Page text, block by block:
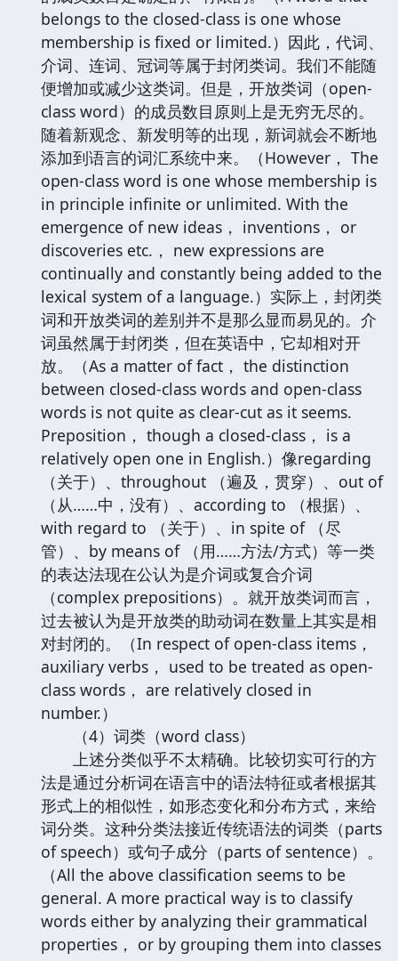
belongs to the closed-class is one whose
membership is fixed or limited.）因此，代词、
介词、连词、冠词等属于封闭类词。我们不能随
便增加或减少这类词。但是，开放类词（open-
class word）的成员数目原则上是无穷无尽的。
随着新观念、新发明等的出现，新词就会不断地
添加到语言的词汇系统中来。（However， The
open-class word is one whose membership is
in principle infinite or unlimited. With the
emergence of new ideas， inventions， or
discoveries etc.， new expressions are
continually and constantly being added to the
lexical system of a language.）实际上，封闭类
词和开放类词的差别并不是那么显而易见的。介
词虽然属于封闭类，但在英语中，它却相对开
放。（As a matter of fact， the distinction
between closed-class words and open-class
words is not quite as clear-cut as it seems.
Preposition， though a closed-class， is a
relatively open one in English.）像regarding
（关于）、throughout （遍及，贯穿）、out of
（从……中，没有）、according to （根据）、
with regard to （关于）、in spite of （尽
管）、by means of （用……方法/方式）等一类
的表达法现在公认为是介词或复合介词
（complex prepositions）。就开放类词而言，
过去被认为是开放类的助动词在数量上其实是相
对封闭的。（In respect of open-class items，
auxiliary verbs， used to be treated as open-
class words， are relatively closed in
number.）
（4）词类（word class）
上述分类似乎不太精确。比较切实可行的方
法是通过分析词在语言中的语法特征或者根据其
形式上的相似性，如形态变化和分布方式，来给
词分类。这种分类法接近传统语法的词类（parts
of speech）或句子成分（parts of sentence）。
（All the above classification seems to be
general. A more practical way is to classify
words either by analyzing their grammatical
properties， or by grouping them into classes